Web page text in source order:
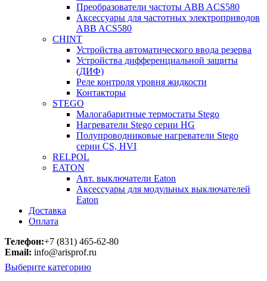
Преобразователи частоты ABB ACS580
Аксессуары для частотных электроприводов
ABB ACS580
CHINT
Устройства автоматического ввода резерва
Устройства дифференциальной защиты
(ДИФ)
Реле контроля уровня жидкости
Контакторы
STEGO
Малогабаритные термостаты Stego
Нагреватели Stego серии HG
Полупроводниковые нагреватели Stego
серии CS, HVI
RELPOL
EATON
Авт. выключатели Eaton
Аксессуары для модульных выключателей
Eaton
Доставка
Оплата
Телефон:+7 (831) 465-62-80
Email: info@arisprof.ru
Выберите категорию